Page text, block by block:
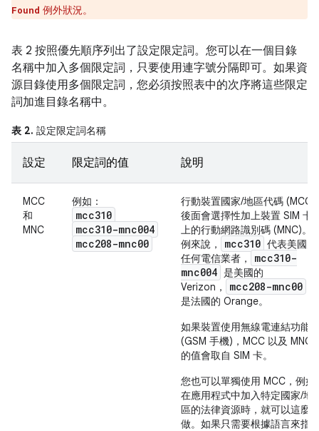
Found 例外狀況。
表 2 按照優先順序列出了設定限定詞。您可以在一個目錄
名稱中加入多個限定詞，只要使用連字號分隔即可。如果資
源目錄使用多個限定詞，您必須按照表中的次序將這些限定
詞加進目錄名稱中。
表 2. 設定限定詞名稱
設定 限定詞的值 說明
MCC
和
MNC
例如：
mcc310
mcc310-mnc004
mcc208-mnc00
行動裝置國家/地區代碼 (MCC)
後面會選擇性加上裝置 SIM 卡
上的行動網路識別碼 (MNC)。
例來說，
mcc310 代表美國的
任何電信業者，
mcc310-
mnc004 是美國的
Verizon，
mcc208-mnc00
是法國的 Orange。
如果裝置使用無線電連結功能
(GSM 手機)，MCC 以及 MNC
的值會取自 SIM 卡。
您也可以單獨使用 MCC，例如
在應用程式中加入特定國家/地
區的法律資源時，就可以這麼
做。如果只需要根據語言來指